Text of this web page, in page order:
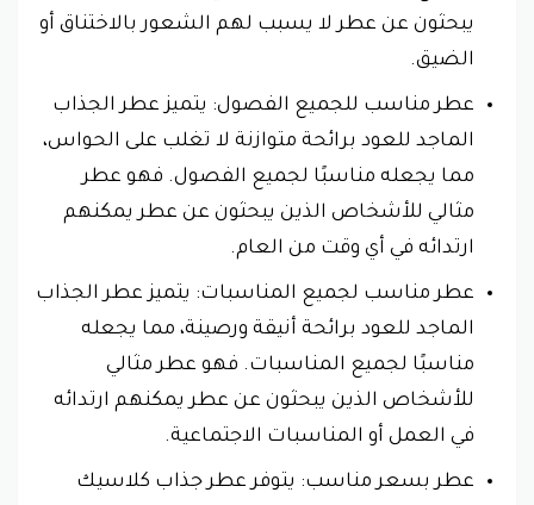
يبحثون عن عطر لا يسبب لهم الشعور بالاختناق أو
الضيق.
عطر مناسب للجميع الفصول: يتميز عطر الجذاب
الماجد للعود برائحة متوازنة لا تغلب على الحواس،
مما يجعله مناسبًا لجميع الفصول. فهو عطر
مثالي للأشخاص الذين يبحثون عن عطر يمكنهم
ارتدائه في أي وقت من العام.
عطر مناسب لجميع المناسبات: يتميز عطر الجذاب
الماجد للعود برائحة أنيقة ورصينة، مما يجعله
مناسبًا لجميع المناسبات. فهو عطر مثالي
للأشخاص الذين يبحثون عن عطر يمكنهم ارتدائه
في العمل أو المناسبات الاجتماعية.
عطر بسعر مناسب: يتوفر عطر جذاب كلاسيك